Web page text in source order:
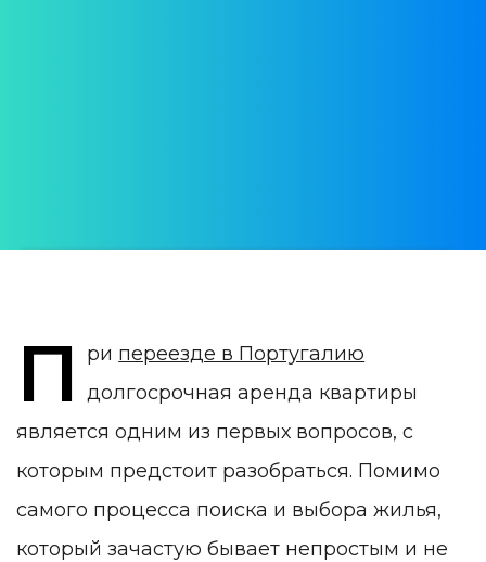
12 September 2022
П ри переезде в Португалию
долгосрочная аренда квартиры
является одним из первых вопросов, с
которым предстоит разобраться. Помимо
самого процесса поиска и выбора жилья,
который зачастую бывает непростым и не